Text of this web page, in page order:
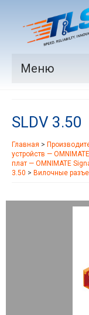
Меню
Производители
Рынки
Новости
SLDV 3.50
Главная >
устройств — OMNIMATE
плат — OMNIMATE
3.50 > Вилочные